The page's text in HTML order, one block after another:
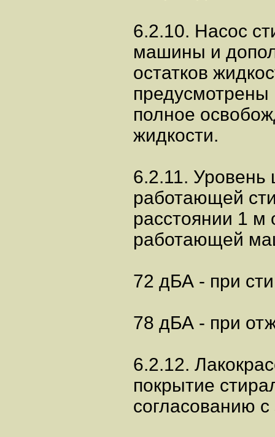
6.2.10. Насос
машины и
остатков
предусмотрены
полное
жидкости.
6.2.11.
работающей
расстоянии 1 м
работающей
72 дБА - при
78 дБА - при
6.2.12.
покрытие
согласованию с